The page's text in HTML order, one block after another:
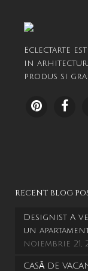
Eclectarte
in
produs si
RECENT BLOG
Designist A
un
noiembrie 21,
CASĂ DE